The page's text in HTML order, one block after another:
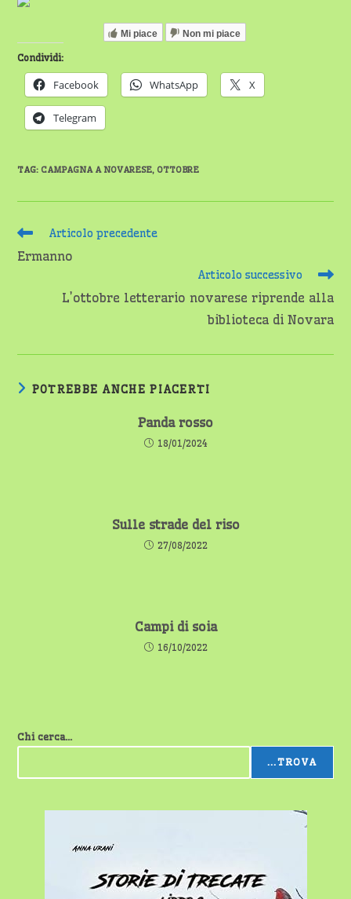
Mi piace Non mi piace
Condividi:
Facebook WhatsApp X
Telegram
TAG: CAMPAGNA A NOVARESE, OTTOBRE
Leggi
articoli
Articolo precedente
Ermanno
Articolo successivo
L’ottobre letterario novarese riprende alla
biblioteca di Novara
POTREBBE ANCHE PIACERTI
Panda rosso
18/01/2024
Sulle strade del riso
27/08/2022
Campi di soia
16/10/2022
Chi cerca...
...TROVA